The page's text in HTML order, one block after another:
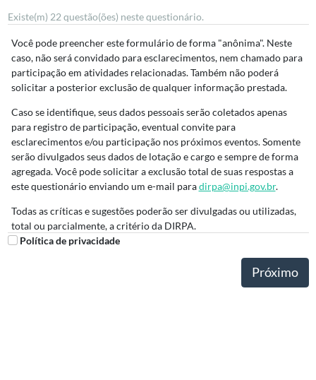
Existe(m) 22 questão(ões) neste questionário.
Você pode preencher este formulário de forma "anônima". Neste
caso, não será convidado para esclarecimentos, nem chamado para
participação em atividades relacionadas. Também não poderá
solicitar a posterior exclusão de qualquer informação prestada.
Caso se identifique, seus dados pessoais serão coletados apenas
para registro de participação, eventual convite para
esclarecimentos e/ou participação nos próximos eventos. Somente
serão divulgados seus dados de lotação e cargo e sempre de forma
agregada. Você pode solicitar a exclusão total de suas respostas a
este questionário enviando um e-mail paradirpa@inpi.gov.br.
Todas as críticas e sugestões poderão ser divulgadas ou utilizadas,
total ou parcialmente, a critério da DIRPA.
Política de privacidade
Próximo